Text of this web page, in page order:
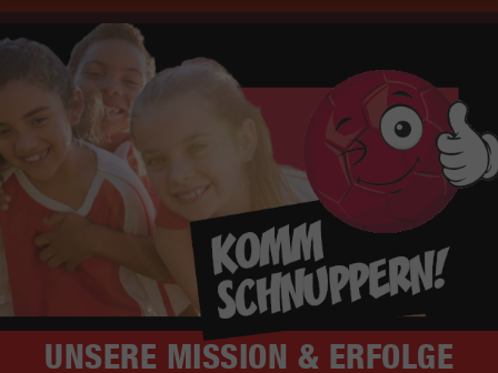
UNSERE MISSION & ERFOLGE